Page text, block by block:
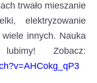
trwało mieszanie
elektryzowanie
innych. Nauka
Zobacz: